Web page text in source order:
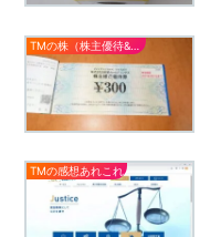
TMの感想あれこれ